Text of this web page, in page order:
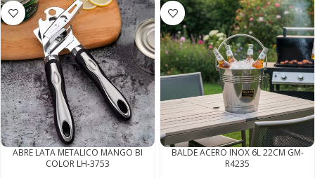
ABRE LATA METALICO MANGO BI
COLOR LH-3753
BALDE ACERO INOX 6L 22CM GM-
R4235